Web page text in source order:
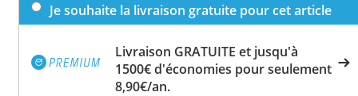
Je souhaite la livraison gratuite pour cet article
Livraison GRATUITE et jusqu'à
1500€ d'économies pour seulement
8,90€/an.